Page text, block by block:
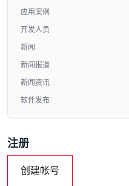
应用案例
开发人员
新闻
新闻报道
新闻资讯
软件发布
注册
创建帐号